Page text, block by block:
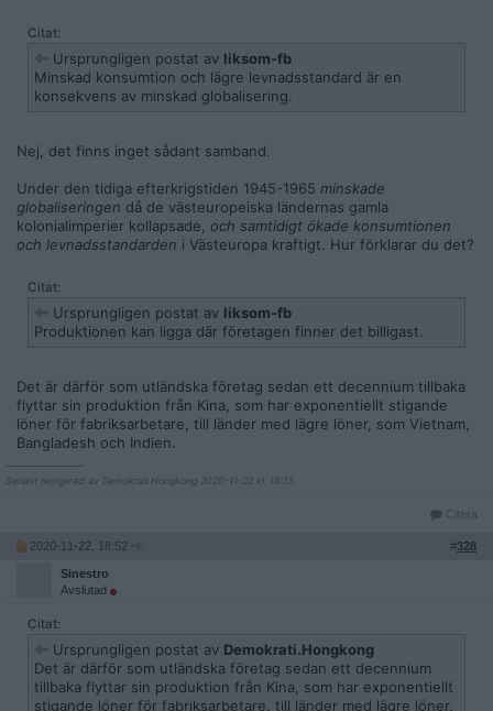
Citat:
Ursprungligen postat av liksom-fb
Minskad konsumtion och lägre levnadsstandard är en
konsekvens av minskad globalisering.
Nej, det finns inget sådant samband.
Under den tidiga efterkrigstiden 1945-1965 minskade
globaliseringen då de västeuropeiska ländernas gamla
kolonialimperier kollapsade, och samtidigt ökade konsumtionen
och levnadsstandarden i Västeuropa kraftigt. Hur förklarar du det?
Citat:
Ursprungligen postat av liksom-fb
Produktionen kan ligga där företagen finner det billigast.
Det är därför som utländska företag sedan ett decennium tillbaka
flyttar sin produktion från Kina, som har exponentiellt stigande
löner för fabriksarbetare, till länder med lägre löner, som Vietnam,
Bangladesh och Indien.
Senast redigerad av Demokrati.Hongkong 2020-11-22 kl. 18:13.
Citera
2020-11-22, 18:52 #328
Sinestro
Avslutad
Citat:
Ursprungligen postat av Demokrati.Hongkong
Det är därför som utländska företag sedan ett decennium
tillbaka flyttar sin produktion från Kina, som har exponentiellt
stigande löner för fabriksarbetare, till länder med lägre löner,